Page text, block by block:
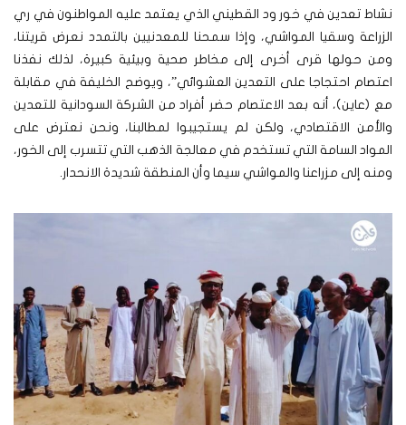
نشاط تعدين في خور ود القطيني الذي يعتمد عليه المواطنون في ري
الزراعة وسقيا المواشي، وإذا سمحنا للمعدنيين بالتمدد نعرض قريتنا،
ومن حولها قرى أخرى إلى مخاطر صحية وبيئية كبيرة، لذلك نفذنا
اعتصام احتجاجا على التعدين العشوائي”، ويوضح الخليفة في مقابلة
مع (عاين)، أنه بعد الاعتصام حضر أفراد من الشركة السودانية للتعدين
والأمن الاقتصادي، ولكن لم يستجيبوا لمطالبنا، ونحن نعترض على
المواد السامة التي تستخدم في معالجة الذهب التي تتسرب إلى الخور،
ومنه إلى مزراعنا والمواشي سيما وأن المنطقة شديدة الانحدار.